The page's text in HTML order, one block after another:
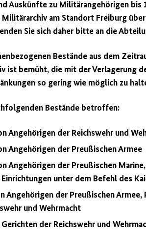
Auskünfte zu Militärangehörigen bis
am Standort Freiburg
Sie sich daher bitte an die
Bestände aus dem
ist bemüht, die mit der Verlagerung
so gering wie möglich zu
Bestände betroffen:
Angehörigen der Reichswehr und
Angehörigen der Preußischen Armee
Angehörigen der Preußischen
unter dem Befehl des
Angehörigen der Preußischen
und Wehrmacht
Gerichten der Reichswehr und